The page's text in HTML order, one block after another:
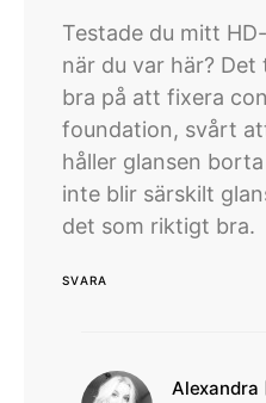
Testade du mitt
när du var här?
bra på att fixera
foundation, svårt
håller glansen
inte blir särskilt
det som riktigt bra.
SVARA
Alexandra